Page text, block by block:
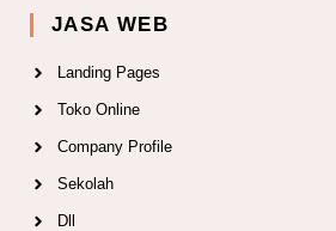
JASA WEB
Landing Pages
Toko Online
Company Profile
Sekolah
Dll